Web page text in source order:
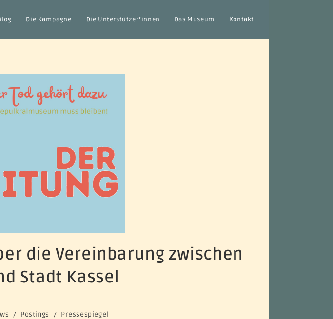
Die Kampagne Die Unterstützer*innen Das Museum Kontakt
die Vereinbarung zwischen
Stadt Kassel
/ Postings / Pressespiegel